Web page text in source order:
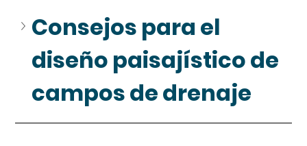
Consejos para el
diseño paisajístico de
campos de drenaje